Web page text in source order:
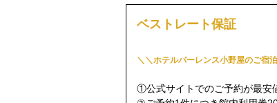
ベストレート保証
＼ ＼ホテルパーレンス小野屋のご宿
①公式サイトでのご予約が最安